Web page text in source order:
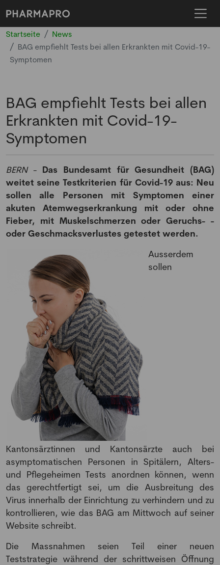
Startseite
News
BAG empfiehlt Tests bei allen Erkrankten mit Covid-19-
Symptomen
BAG empfiehlt Tests bei allen
Erkrankten mit Covid-19-
Symptomen
BERN- Das Bundesamt für Gesundheit (BAG)
weitet seine Testkriterien für Covid-19 aus: Neu
sollen alle Personen mit Symptomen einer
akuten Atemwegserkrankung mit oder ohne
Fieber, mit Muskelschmerzen oder Geruchs- -
oder Geschmacksverlustes getestet werden.
Ausserdem
sollen
Kantonsärztinnen und Kantonsärzte auch bei
asymptomatischen Personen in Spitälern, Alters-
und Pflegeheimen Tests anordnen können, wenn
das gerechtfertigt sei, um die Ausbreitung des
Virus innerhalb der Einrichtung zu verhindern und zu
kontrollieren, wie das BAG am Mittwoch auf seiner
Website schreibt.
Die Massnahmen seien Teil einer neuen
Teststrategie während der schrittweisen Öffnung